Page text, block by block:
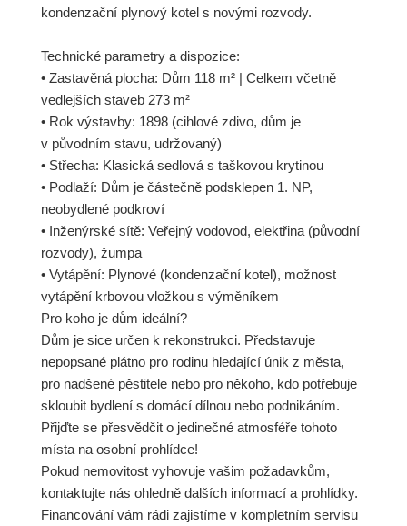
kondenzační plynový kotel s novými rozvody.
Technické parametry a dispozice:
• Zastavěná plocha: Dům 118 m² | Celkem včetně
vedlejších staveb 273 m²
• Rok výstavby: 1898 (cihlové zdivo, dům je
v původním stavu, udržovaný)
• Střecha: Klasická sedlová s taškovou krytinou
• Podlaží: Dům je částečně podsklepen 1. NP,
neobydlené podkroví
• Inženýrské sítě: Veřejný vodovod, elektřina (původní
rozvody), žumpa
• Vytápění: Plynové (kondenzační kotel), možnost
vytápění krbovou vložkou s výměníkem
Pro koho je dům ideální?
Dům je sice určen k rekonstrukci. Představuje
nepopsané plátno pro rodinu hledající únik z města,
pro nadšené pěstitele nebo pro někoho, kdo potřebuje
skloubit bydlení s domácí dílnou nebo podnikáním.
Přijďte se přesvědčit o jedinečné atmosféře tohoto
místa na osobní prohlídce!
Pokud nemovitost vyhovuje vašim požadavkům,
kontaktujte nás ohledně dalších informací a prohlídky.
Financování vám rádi zajistíme v kompletním servisu